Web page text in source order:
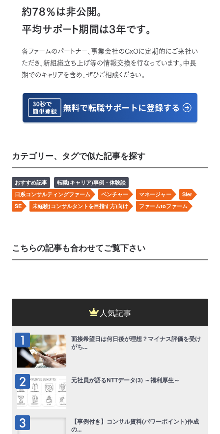
約78％は非公開。
平均サポート期間は3年です。
各ファームのパートナー、事業会社のCxOに定期的にご来社い
ただき、新組織立ち上げ等の情報交換を行なっています。中長
期でのキャリアを含め、ぜひご相談ください。
カテゴリー、タグで似た記事を探す
おすすめ記事
転職(キャリア)事例・体験談
日系コンサルティングファーム
ベンチャー マネージャー
SIer
SE
未経験(コンサルタントを目指す方)向け ファームtoファーム
こちらの記事も合わせてご覧下さい
人気記事
面接希望日は何日後が理想？マイナス評価を受け
がち...
元社員が語るNTTデータ(3) ～福利厚生～
【事例付き】コンサル資料(パワーポイント)作成
の...